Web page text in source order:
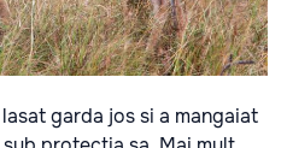
garda jos si a mangaiat